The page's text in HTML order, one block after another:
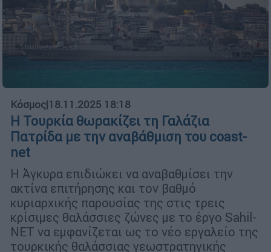
Κόσμος|18.11.2025 18:18
Η Τουρκία θωρακίζει τη Γαλάζια
Πατρίδα με την αναβάθμιση του coast-
net
Η Άγκυρα επιδιώκει να αναβαθμίσει την
ακτίνα επιτήρησης και τον βαθμό
κυριαρχικής παρουσίας της στις τρεις
κρίσιμες θαλάσσιες ζώνες με το έργο Sahil-
NET να εμφανίζεται ως το νέο εργαλείο της
τουρκικής θαλάσσιας γεωστρατηγικής